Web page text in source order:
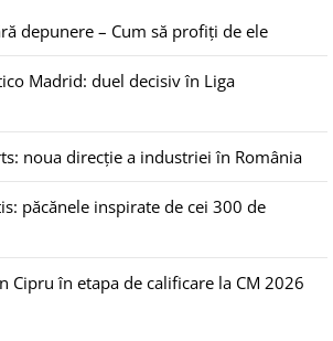
depunere – Cum să profiți de ele
Madrid: duel decisiv în Liga
noua direcție a industriei în România
păcănele inspirate de cei 300 de
Cipru în etapa de calificare la CM 2026